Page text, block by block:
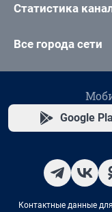
Статистика
Все города сети
Google
Контактные данные